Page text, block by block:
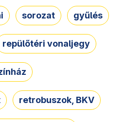
sorozat gyűlés
repülőtéri vonaljegy
retrobuszok, BKV